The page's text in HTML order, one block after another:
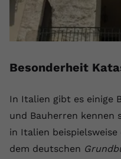
Besonderheit
In Italien gibt es einige
und Bauherren kennen
in Italien
dem deutschen